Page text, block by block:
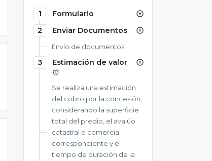
1 Formulario arrow_circle_up
2 Enviar Documentos arrow_circle_up
Envío de documentos
3 Estimación de valor
alarm
arrow_circle_up
Se realiza una estimación
del cobro por la concesión,
considerando la superficie
total del predio, el avalúo
catastral o comercial
correspondiente y el
tiempo de duración de la